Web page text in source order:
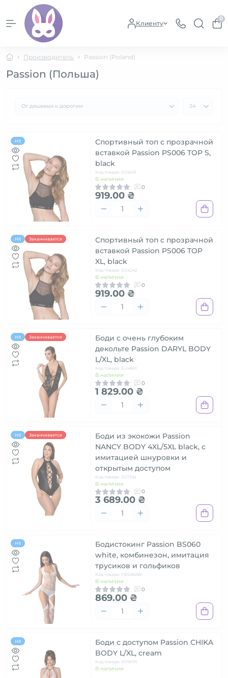
Клиенту
0
Производитель Passion (Poland)
Passion (Польша)
Hit
Спортивный топ с прозрачной
вставкой Passion PS006 TOP S,
black
Код товара: SO4241
В наличии
0
919.00 ₴
Hit Заканчивается
Спортивный топ с прозрачной
вставкой Passion PS006 TOP
XL, black
Код товара: SO4242
В наличии
0
919.00 ₴
Hit Заканчивается
Боди с очень глубоким
декольте Passion DARYL BODY
L/XL, black
Код товара: EL14801
В наличии
0
1 829.00 ₴
Hit Заканчивается
Боди из экокожи Passion
NANCY BODY 4XL/5XL black, с
имитацией шнуровки и
открытым доступом
Код товара: SO7104
В наличии
0
3 689.00 ₴
Hit
Бодистокинг Passion BS060
white, комбинезон, имитация
трусиков и гольфиков
Код товара: PBS060W
В наличии
0
869.00 ₴
Hit
Боди с доступом Passion CHIKA
BODY L/XL, cream
Код товара: SO9695
В наличии